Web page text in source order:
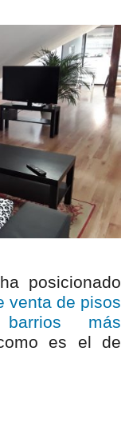
posicionado
venta de pisos
más
es el de